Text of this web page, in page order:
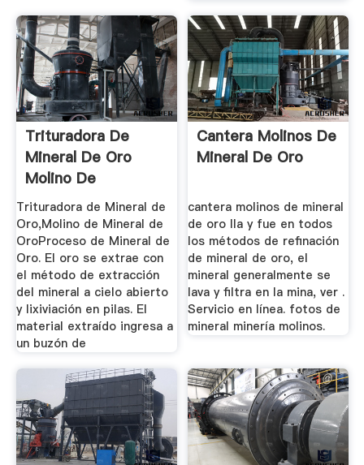
Trituradora De
Mineral De Oro
Molino De
Trituradora de Mineral de
Oro,Molino de Mineral de
OroProceso de Mineral de
Oro. El oro se extrae con
el método de extracción
del mineral a cielo abierto
y lixiviación en pilas. El
material extraído ingresa a
un buzón de
Cantera Molinos De
Mineral De Oro
cantera molinos de mineral
de oro lla y fue en todos
los métodos de refinación
de mineral de oro, el
mineral generalmente se
lava y filtra en la mina, ver .
Servicio en línea. fotos de
mineral minería molinos.